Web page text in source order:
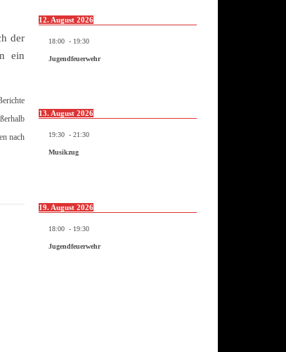
der
ein
nach
12. August 2026
18:00 - 19:30
Jugendfeuerwehr
13. August 2026
19:30 - 21:30
Musikzug
19. August 2026
18:00 - 19:30
Jugendfeuerwehr